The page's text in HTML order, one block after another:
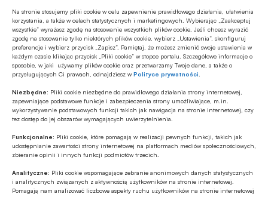
Na stronie stosujemy pliki cookie w celu zapewnienie prawidłowego działania, ułatwienia
korzystania, a także w celach statystycznych i marketingowych. Wybierając „Zaakceptuj
wszystkie” wyrażasz zgodę na stosowanie wszystkich plików cookie. Jeśli chcesz wyrazić
zgodę na stosowanie tylko niektórych plików cookie, wybierz „Ustawienia”, skonfiguruj
preferencje i wybierz przycisk „Zapisz”. Pamiętaj, że możesz zmienić swoje ustawienia w
każdym czasie klikając przycisk „Pliki cookie” w stopce portalu. Szczegółowe informacje o
sposobie, w jaki używamy plików cookie oraz przetwarzamy Twoje dane, a także o
przysługujących Ci prawach, odnajdziesz wPolityce prywatności
Niezbędne: Pliki cookie niezbędne do prawidłowego działania strony internetowej,
zapewniające podstawowe funkcje i zabezpieczenia strony umożliwiające, m.in.
wykorzystywanie podstawowych funkcji takich jak nawigacja na stronie internetowej, czy
tez dostęp do jej obszarów wymagających uwierzytelnienia.
Funkcjonalne: Pliki cookie, które pomagają w realizacji pewnych funkcji, takich jak
udostępnianie zawartości strony internetowej na platformach mediów społecznościowych,
zbieranie opinii i innych funkcji podmiotów trzecich.
Analityczne: Pliki cookie wspomagające zebranie anonimowych danych statystycznych
i analitycznych związanych z aktywnością użytkowników na stronie internetowej.
Pomagają nam analizować liczbowe aspekty ruchu użytkowników na stronie internetowej
finansową łatwiej i szybciej
MULTIMEDIA
Jakie są zalety fazy Discovery?
Z RYNKU FINANSOWEGO
Branża leasingowa o inwestycjach w
polskiej gospodarce, programie SAFE i
GOSPODARKA
Polsce